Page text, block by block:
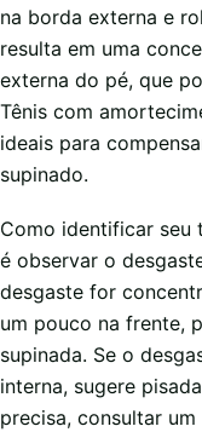
na borda externa e
resulta em uma
externa do pé, que
Tênis com
ideais para
supinado.
Como identificar seu
é observar o
desgaste for
um pouco na frente,
supinada. Se o
interna, sugere
precisa, consultar